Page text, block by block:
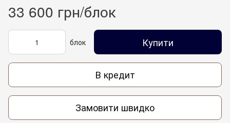
33 600 грн/блок
блок Купити
В кредит
Замовити швидко